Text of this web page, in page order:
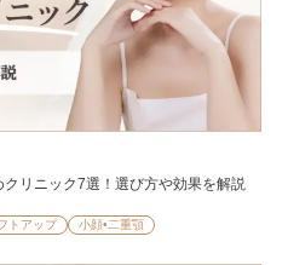
リニック7選！選び方や効果を解説
トアップ 小顔•二重顎